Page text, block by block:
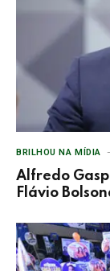
BRILHOU NA MÍDIA
Alfredo
Flávio